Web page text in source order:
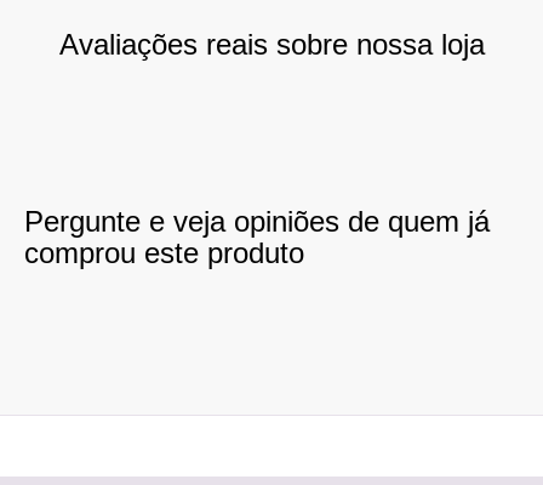
Avaliações reais sobre nossa loja
Pergunte e veja opiniões de quem já
comprou este produto